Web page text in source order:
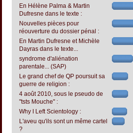
En Hélène Palma & Martin
Dufresne dans le texte :
Nouvelles pièces pour
réouverture du dossier pénal :
En Martin Dufresne et Michèle
Dayras dans le texte...
syndrome d'aliénation
parentale... (SAP)
Le grand chef de QP poursuit sa
guerre de religion :
4 août 2010, sous le pseudo de
"tsts Mouche" :
Why I Left Scientology :
L'aveu qu'ils sont un même cartel
?